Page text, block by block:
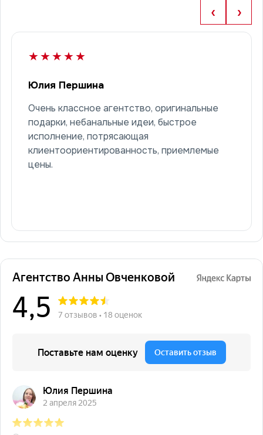
‹ ›
★★★★★
Юлия Першина
Очень классное агентство, оригинальные
подарки, небанальные идеи, быстрое
исполнение, потрясающая
клиентоориентированность, приемлемые
цены.